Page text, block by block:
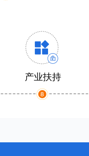
产业扶持